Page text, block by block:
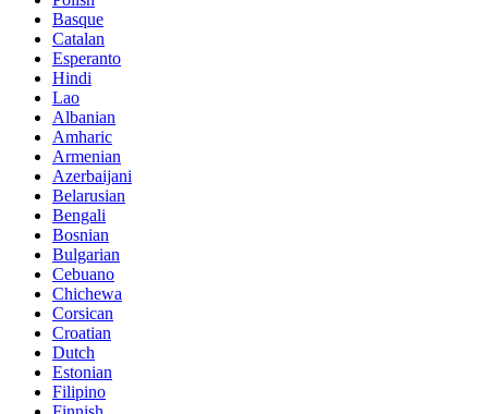
Basque
Catalan
Esperanto
Hindi
Lao
Albanian
Amharic
Armenian
Azerbaijani
Belarusian
Bengali
Bosnian
Bulgarian
Cebuano
Chichewa
Corsican
Croatian
Dutch
Estonian
Filipino